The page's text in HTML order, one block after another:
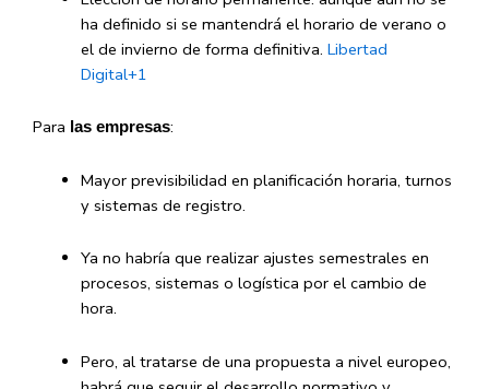
ha definido si se mantendrá el horario de verano o
el de invierno de forma definitiva. Libertad
Digital+1
Para las empresas:
Mayor previsibilidad en planificación horaria, turnos
y sistemas de registro.
Ya no habría que realizar ajustes semestrales en
procesos, sistemas o logística por el cambio de
hora.
Pero, al tratarse de una propuesta a nivel europeo,